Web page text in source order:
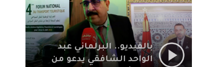
بالفيديو.. البرلماني عبد
الواحد الشافقي يدعو من